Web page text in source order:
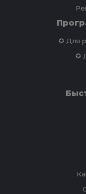
✪ Для
✪